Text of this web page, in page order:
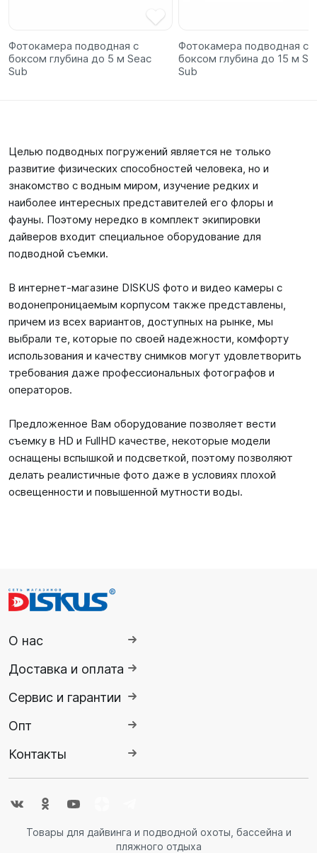
Фотокамера подводная с
боксом глубина до 5 м Seac
Sub
Фотокамера подводная с
боксом глубина до 15 м
Sub
Целью подводных погружений является не только
развитие физических способностей человека, но и
знакомство с водным миром, изучение редких и
наиболее интересных представителей его флоры и
фауны. Поэтому нередко в комплект экипировки
дайверов входит специальное оборудование для
подводной съемки.
В интернет-магазине DISKUS фото и видео камеры с
водонепроницаемым корпусом также представлены,
причем из всех вариантов, доступных на рынке, мы
выбрали те, которые по своей надежности, комфорту
использования и качеству снимков могут удовлетворить
требования даже профессиональных фотографов и
операторов.
Предложенное Вам оборудование позволяет вести
съемку в HD и FullHD качестве, некоторые модели
оснащены вспышкой и подсветкой, поэтому позволяют
делать реалистичные фото даже в условиях плохой
освещенности и повышенной мутности воды.
О нас
Доставка и оплата
Сервис и гарантии
Опт
Контакты
Товары для дайвинга и подводной охоты, бассейна и
пляжного отдыха